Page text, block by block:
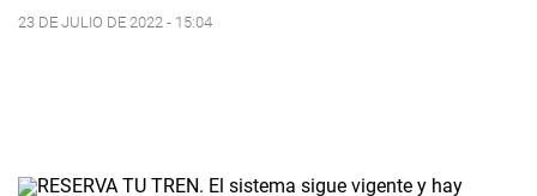
23 DE JULIO DE 2022 - 15:04